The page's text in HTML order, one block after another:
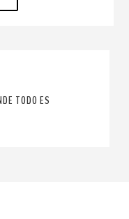
TODO ES